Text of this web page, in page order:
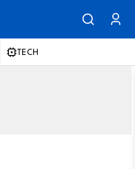
TECH